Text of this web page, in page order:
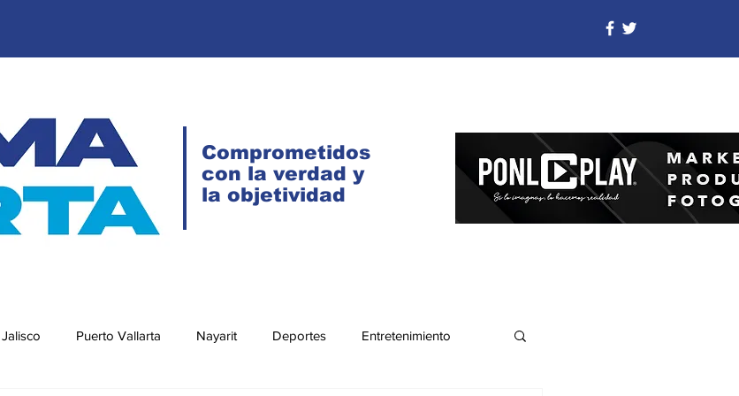
Comprometidos
con la verdad y
la objetividad
Jalisco Puerto Vallarta Nayarit Deportes Entretenimiento